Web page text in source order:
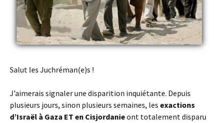
Salut les Juchréman(e)s !
J’aimerais signaler une disparition inquiétante. Depuis
plusieurs jours, sinon plusieurs semaines, les exactions
d’Israël à Gaza ET en Cisjordanieont totalement disparu